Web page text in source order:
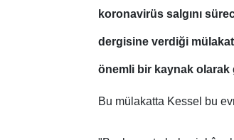
koronavirüs salgını
dergisine verdiği
önemli bir kaynak olarak
Bu mülakatta Kessel bu